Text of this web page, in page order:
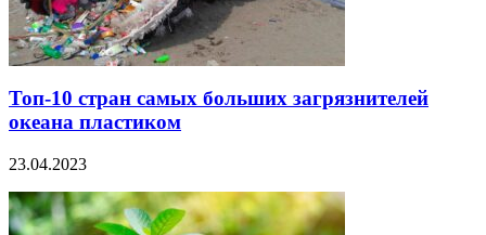
Топ-10 стран самых больших загрязнителей
океана пластиком
23.04.2023